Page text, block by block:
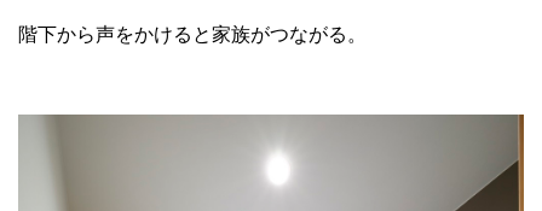
階下から声をかけると家族がつながる。